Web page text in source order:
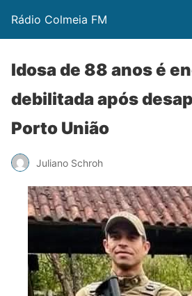
Rádio Colmeia FM
Idosa de 88 anos é
debilitada após
Porto União
Juliano Schroh